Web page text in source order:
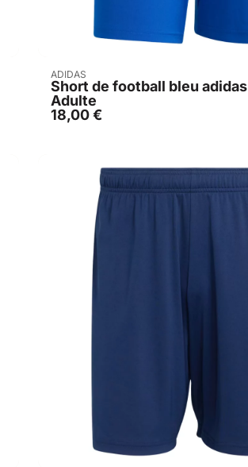
ADIDAS
Short de football bleu
Adulte
18,00€